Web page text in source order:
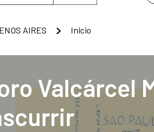
AIRES Inicio
de
Valcárcel